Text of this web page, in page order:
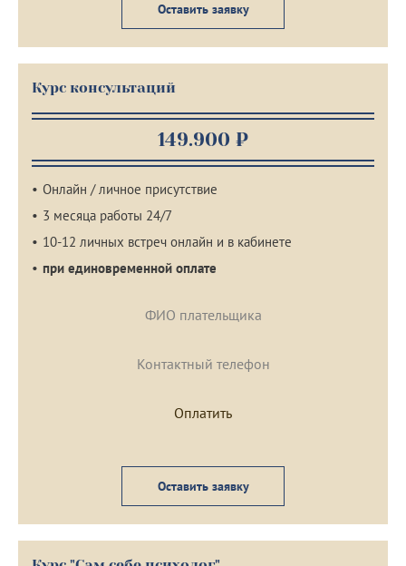
Оставить заявку
Курс консультаций
149.900 ₽
Онлайн / личное присутствие
3 месяца работы 24/7
10-12 личных встреч онлайн и в кабинете
при единовременной оплате
Оставить заявку